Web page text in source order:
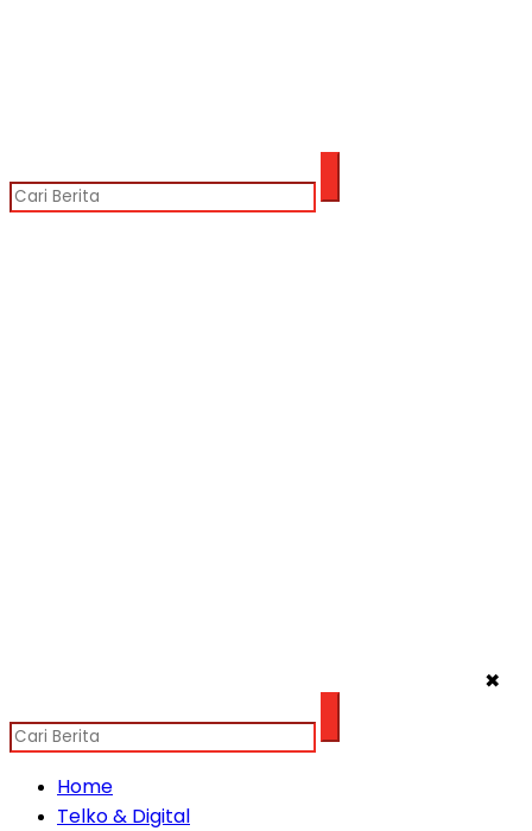
✖
Home
Telko & Digital